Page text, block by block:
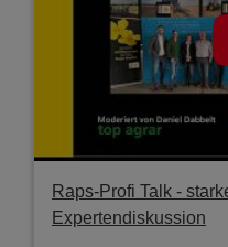
Raps-Profi Talk -
Expertendiskussion